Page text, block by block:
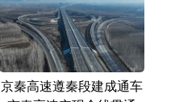
京秦高速遵秦段建成通车